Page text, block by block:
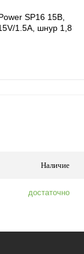
SP16 15В,
1.5A, шнур 1,8
(черный)
Наличие
достаточно